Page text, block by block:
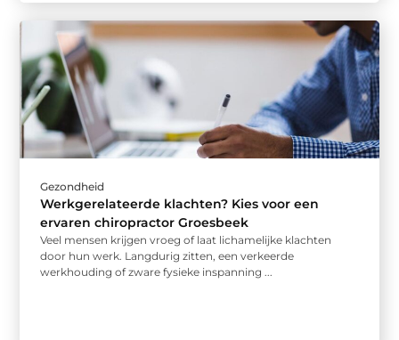
Gezondheid
Werkgerelateerde klachten? Kies voor een
ervaren chiropractor Groesbeek
Veel mensen krijgen vroeg of laat lichamelijke klachten
door hun werk. Langdurig zitten, een verkeerde
werkhouding of zware fysieke inspanning ...